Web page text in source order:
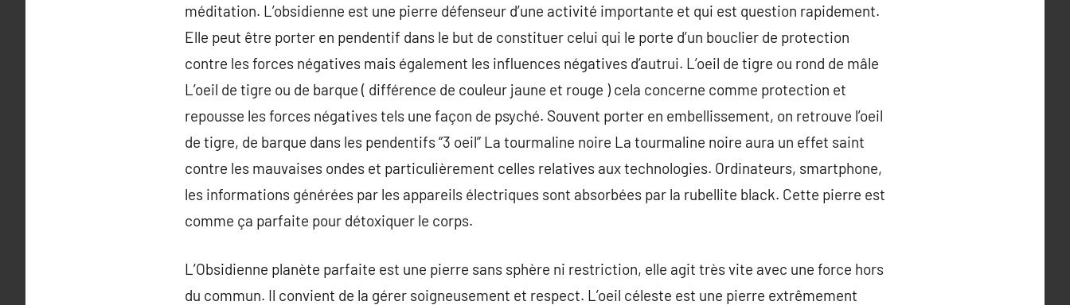
méditation. L’obsidienne est une pierre défenseur d’une activité importante et qui est question rapidement.
Elle peut être porter en pendentif dans le but de constituer celui qui le porte d’un bouclier de protection
contre les forces négatives mais également les influences négatives d’autrui. L’oeil de tigre ou rond de mâle
L’oeil de tigre ou de barque ( différence de couleur jaune et rouge ) cela concerne comme protection et
repousse les forces négatives tels une façon de psyché. Souvent porter en embellissement, on retrouve l’oeil
de tigre, de barque dans les pendentifs “3 oeil” La tourmaline noire La tourmaline noire aura un effet saint
contre les mauvaises ondes et particulièrement celles relatives aux technologies. Ordinateurs, smartphone,
les informations générées par les appareils électriques sont absorbées par la rubellite black. Cette pierre est
comme ça parfaite pour détoxiquer le corps.
L’Obsidienne planète parfaite est une pierre sans sphère ni restriction, elle agit très vite avec une force hors
du commun. Il convient de la gérer soigneusement et respect. L’oeil céleste est une pierre extrêmement